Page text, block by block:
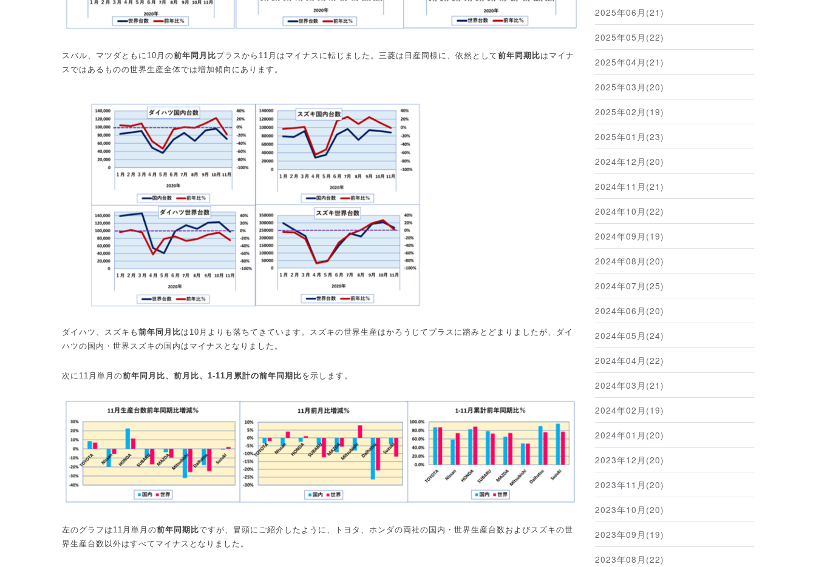
スバル、マツダともに 10 月の前年同月比プラスから 11 月はマイナスに転じました。三菱は日産同様に、依然として前年同期比はマイナ
スではあるものの世界生産全体では増加傾向にあります。
ダイハツ、スズキも 前年同月比は 10 月よりも落ちてきています。スズキの世界生産はかろうじてプラスに踏みとどまりましたが、ダイ
ハツの国内・世界スズキの国内はマイナスとなりました。
次に 11 月単月の前年同月比、前月比、 1-11 月累計の前年同期比を示します。
左のグラフは 11 月単月の前年同期比ですが、冒頭にご紹介したように、トヨタ、ホンダの両社の国内・世界生産台数およびスズキの世
界生産台数以外はすべてマイナスとなりました。
2025年06月(21)
2025年05月(22)
2025年04月(21)
2025年03月(20)
2025年02月(19)
2025年01月(23)
2024年12月(20)
2024年11月(21)
2024年10月(22)
2024年09月(19)
2024年08月(20)
2024年07月(25)
2024年06月(20)
2024年05月(24)
2024年04月(22)
2024年03月(21)
2024年02月(19)
2024年01月(20)
2023年12月(20)
2023年11月(20)
2023年10月(20)
2023年09月(19)
2023年08月(22)